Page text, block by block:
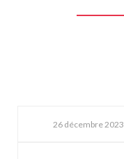
26 décembre 2023